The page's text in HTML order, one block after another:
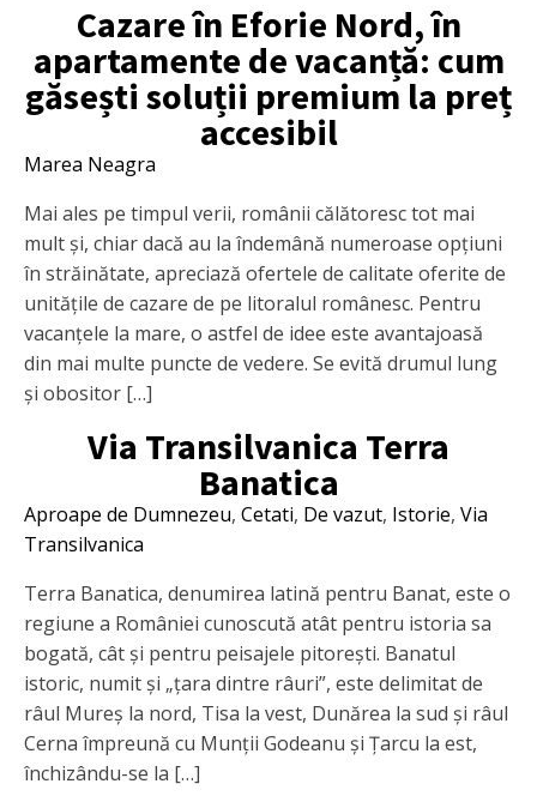
Cazare în Eforie Nord, în
apartamente de vacanță: cum
găsești soluții premium la preț
accesibil
Marea Neagra
Mai ales pe timpul verii, românii călătoresc tot mai
mult și, chiar dacă au la îndemână numeroase opțiuni
în străinătate, apreciază ofertele de calitate oferite de
unitățile de cazare de pe litoralul românesc. Pentru
vacanțele la mare, o astfel de idee este avantajoasă
din mai multe puncte de vedere. Se evită drumul lung
și obositor […]
Via Transilvanica Terra
Banatica
Aproape de Dumnezeu, Cetati, De vazut, Istorie, Via
Transilvanica
Terra Banatica, denumirea latină pentru Banat, este o
regiune a României cunoscută atât pentru istoria sa
bogată, cât și pentru peisajele pitorești. Banatul
istoric, numit și „țara dintre râuri”, este delimitat de
râul Mureș la nord, Tisa la vest, Dunărea la sud și râul
Cerna împreună cu Munții Godeanu și Țarcu la est,
închizându-se la […]